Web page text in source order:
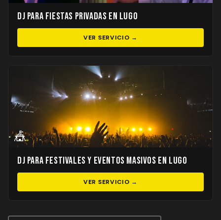
DJ para Fiestas Privadas en Lugo
VER SERVICIO →
🎪
DJ para Festivales y Eventos Masivos en Lugo
VER SERVICIO →